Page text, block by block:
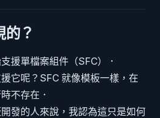
的？
援單檔案組件（SFC）．
它呢？SFC 就像模板一樣，在
不存在．
發的人來說，我認為這只是如何